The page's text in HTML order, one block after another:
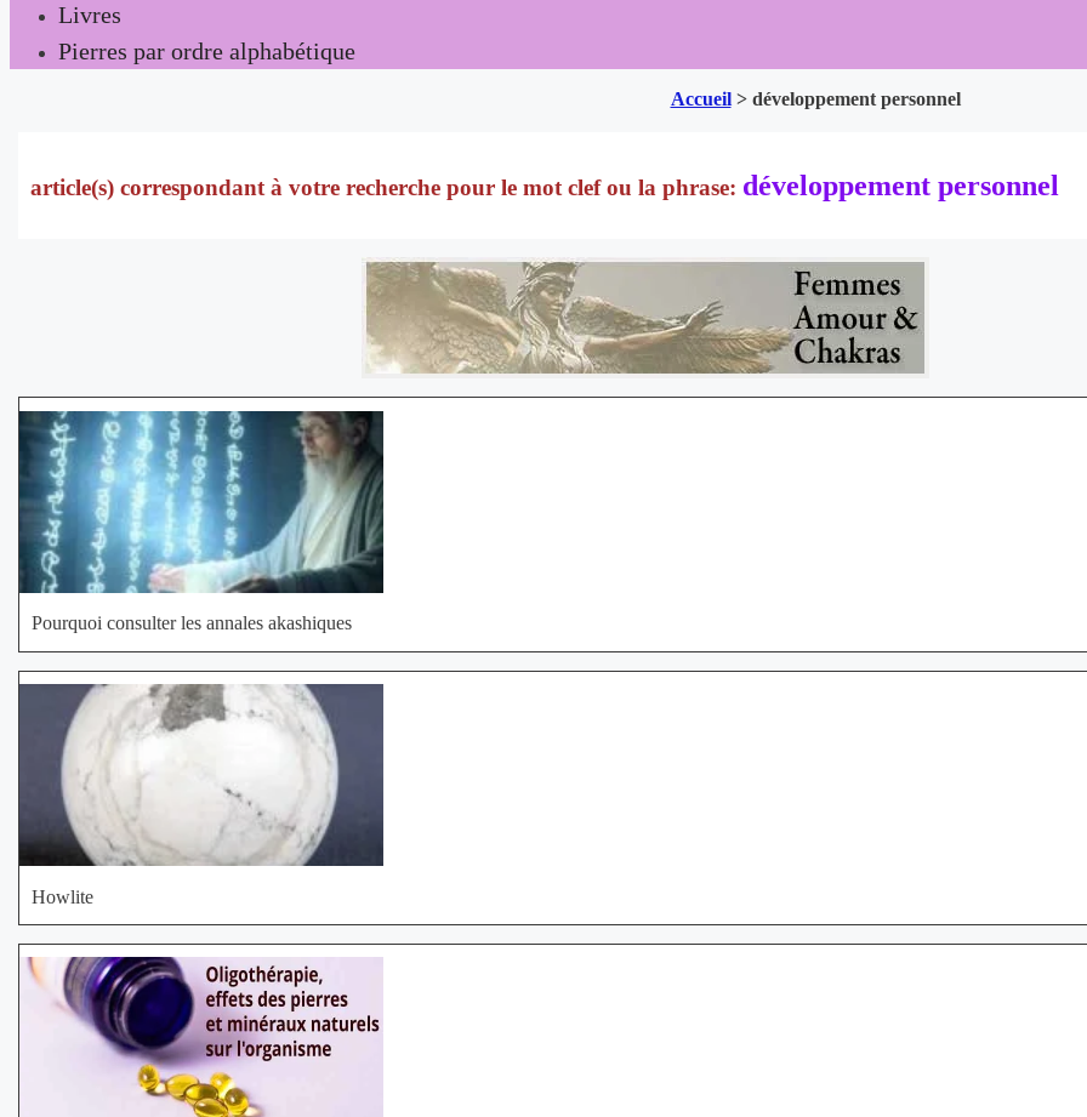
Livres
Pierres par ordre alphabétique
Accueil> développement personnel
développement personnel
Pourquoi consulter les annales akashiques
Howlite